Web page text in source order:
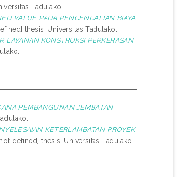
Tadulako.
VALUE PADA PENGENDALIAN BIAYA
thesis, Universitas Tadulako.
LAYANAN KONSTRUKSI PERKERASAN
PEMBANGUNAN JEMBATAN
KETERLAMBATAN PROYEK
defined] thesis, Universitas Tadulako.